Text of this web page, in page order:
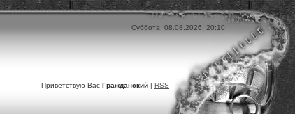
Суббота, 08.08.2026, 20:10
Приветствую Вас Гражданский | RSS